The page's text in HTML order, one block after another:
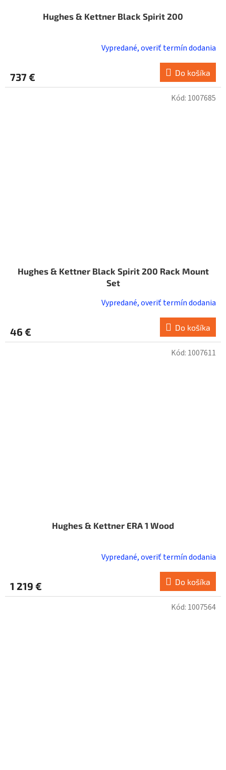
Hughes & Kettner Black Spirit 200
Vypredané, overiť termín dodania
737 € Do košíka
Hughes & Kettner Black Spirit 200 Rack Mount
Set
Vypredané, overiť termín dodania
46 € Do košíka
Kód: 1007685
Hughes & Kettner ERA 1 Wood
Vypredané, overiť termín dodania
1 219 € Do košíka
Kód: 1007611
Kód: 1007564